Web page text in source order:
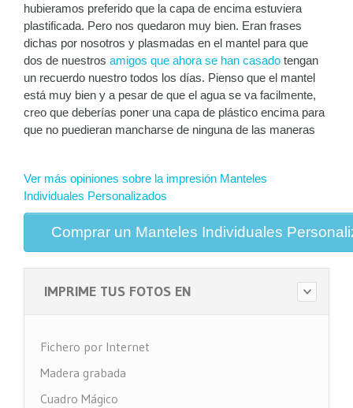
hubieramos preferido que la capa de encima estuviera
plastificada. Pero nos quedaron muy bien. Eran frases
dichas por nosotros y plasmadas en el mantel para que
dos de nuestros amigos que ahora se han casado tengan
un recuerdo nuestro todos los días. Pienso que el mantel
está muy bien y a pesar de que el agua se va facilmente,
creo que deberías poner una capa de plástico encima para
que no puedieran mancharse de ninguna de las maneras
Ver más opiniones sobre la impresión Manteles
Individuales Personalizados
Comprar un Manteles Individuales
IMPRIME TUS FOTOS EN
Fichero por Internet
Madera grabada
Cuadro Mágico